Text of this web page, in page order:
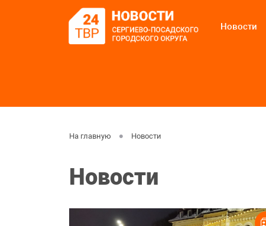
Новости
На главную Новости
Новости